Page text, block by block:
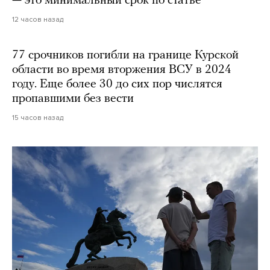
12 часов назад
77 срочников погибли на границе Курской
области во время вторжения ВСУ в 2024
году. Еще более 30 до сих пор числятся
пропавшими без вести
15 часов назад